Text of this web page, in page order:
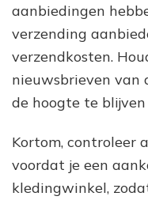
aanbiedingen
verzending
verzendkosten.
nieuwsbrieven van
de hoogte te
Kortom, controleer
voordat je een
kledingwinkel,